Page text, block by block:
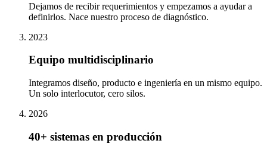
Dejamos de recibir requerimientos y empezamos a ayudar a
definirlos. Nace nuestro proceso de diagnóstico.
2023
Equipo multidisciplinario
Integramos diseño, producto e ingeniería en un mismo equipo.
Un solo interlocutor, cero silos.
2026
40+ sistemas en producción